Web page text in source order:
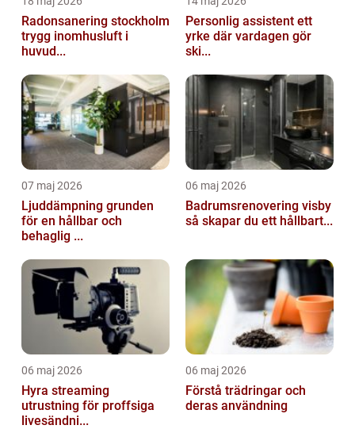
Radonsanering stockholm
trygg inomhusluft i
huvud...
Personlig assistent ett
yrke där vardagen gör
ski...
07 maj 2026
Ljuddämpning grunden
för en hållbar och
behaglig ...
06 maj 2026
Badrumsrenovering visby
så skapar du ett hållbart...
06 maj 2026
Hyra streaming
utrustning för proffsiga
livesändni...
06 maj 2026
Förstå trädringar och
deras användning